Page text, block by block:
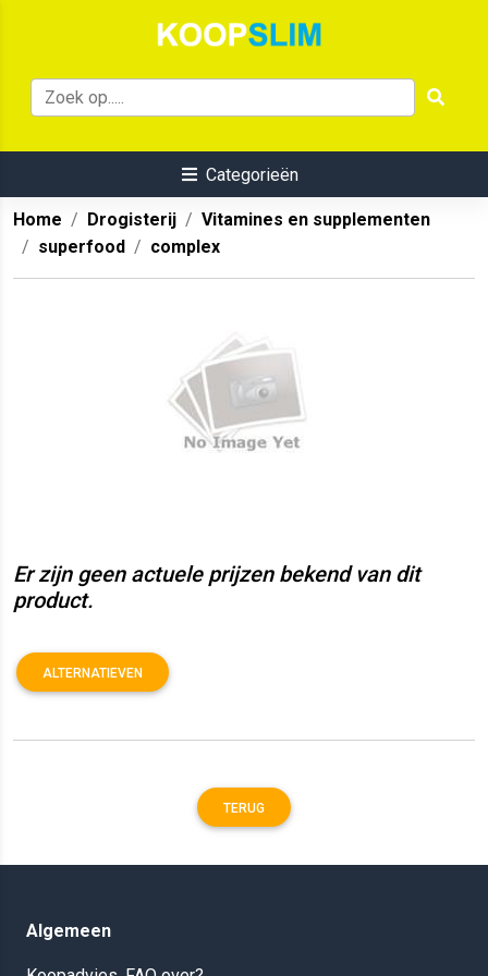
Categorieën
Home Drogisterij
Vitamines en supplementen
superfood
complex
Er zijn geen actuele prijzen bekend van dit
product.
ALTERNATIEVEN
TERUG
Algemeen